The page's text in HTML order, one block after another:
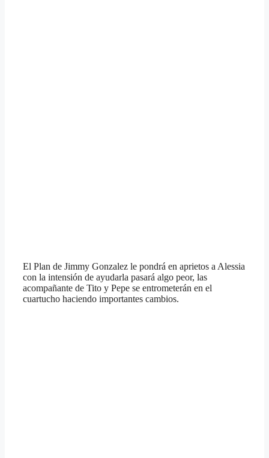
El Plan de Jimmy Gonzalez le pondrá en aprietos a Alessia
con la intensión de ayudarla pasará algo peor, las
acompañante de Tito y Pepe se entrometerán en el
cuartucho haciendo importantes cambios.